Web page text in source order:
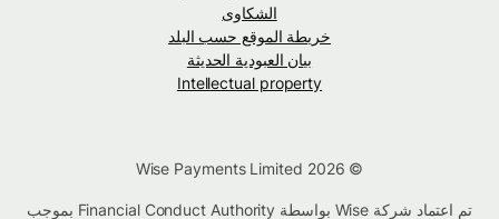
الشكاوى
خريطة الموقع حسب البلد
بيان العبودية الحديثة
Intellectual property
تم اعتماد شركة Wise بواسطة Financial Conduct Authority بموجب